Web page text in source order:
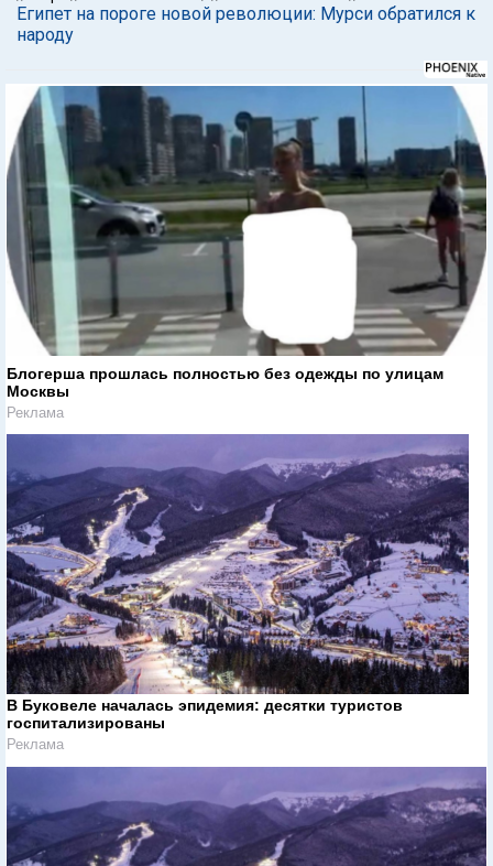
Египет на пороге новой революции: Мурси обратился к
народу
Блогерша прошлась полностью без одежды по улицам
Москвы
Реклама
В Буковеле началась эпидемия: десятки туристов
госпитализированы
Реклама